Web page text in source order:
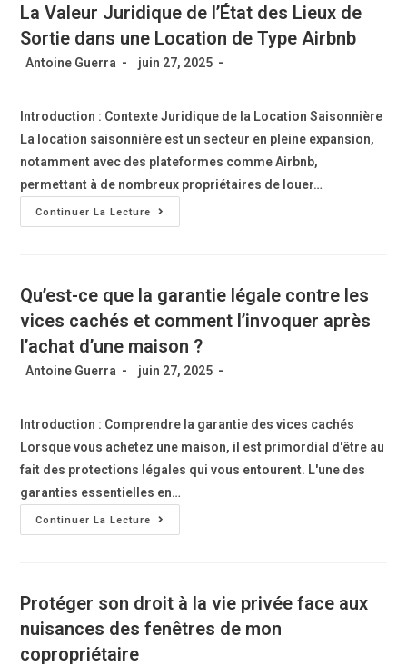
La Valeur Juridique de l’État des Lieux de
Sortie dans une Location de Type Airbnb
Antoine Guerra juin 27, 2025
Introduction : Contexte Juridique de la Location Saisonnière
La location saisonnière est un secteur en pleine expansion,
notamment avec des plateformes comme Airbnb,
permettant à de nombreux propriétaires de louer…
Continuer La Lecture
Qu’est-ce que la garantie légale contre les
vices cachés et comment l’invoquer après
l’achat d’une maison ?
Antoine Guerra juin 27, 2025
Introduction : Comprendre la garantie des vices cachés
Lorsque vous achetez une maison, il est primordial d'être au
fait des protections légales qui vous entourent. L'une des
garanties essentielles en…
Continuer La Lecture
Protéger son droit à la vie privée face aux
nuisances des fenêtres de mon
copropriétaire